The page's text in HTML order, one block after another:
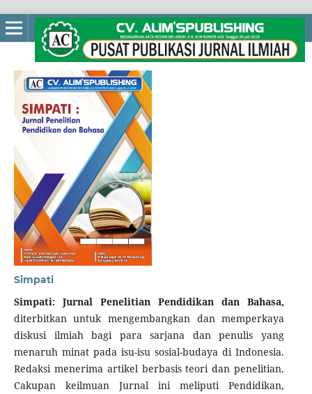
Simpati
Simpati: Jurnal Penelitian Pendidikan dan Bahasa,
diterbitkan untuk mengembangkan dan memperkaya
diskusi ilmiah bagi para sarjana dan penulis yang
menaruh minat pada isu-isu sosial-budaya di Indonesia.
Redaksi menerima artikel berbasis teori dan penelitian.
Cakupan keilmuan Jurnal ini meliputi Pendidikan,